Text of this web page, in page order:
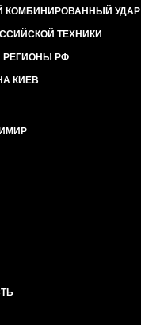
КОМБИНИРОВАННЫЙ УДАР
ТЕХНИКИ
РЕГИОНЫ РФ
КИЕВ